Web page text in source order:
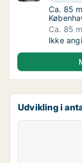
Ca. 85
Ca. 85
Ca. 85
Ca. 85
Ikke
Udvikling i